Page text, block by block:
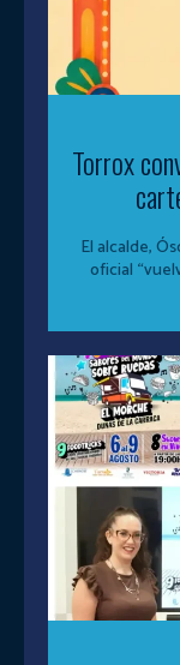
Torrox
El alcalde,
oficial